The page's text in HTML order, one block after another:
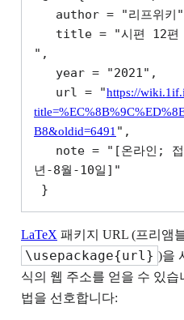
",
   url = "
https://
B8&oldid=6491 ",
년-8월-10일]"
LaTeX 패키지 URL (프리앰
\usepackage{url} )을
식의 웹 주소를 얻을 수 있
법을 선호합니다: